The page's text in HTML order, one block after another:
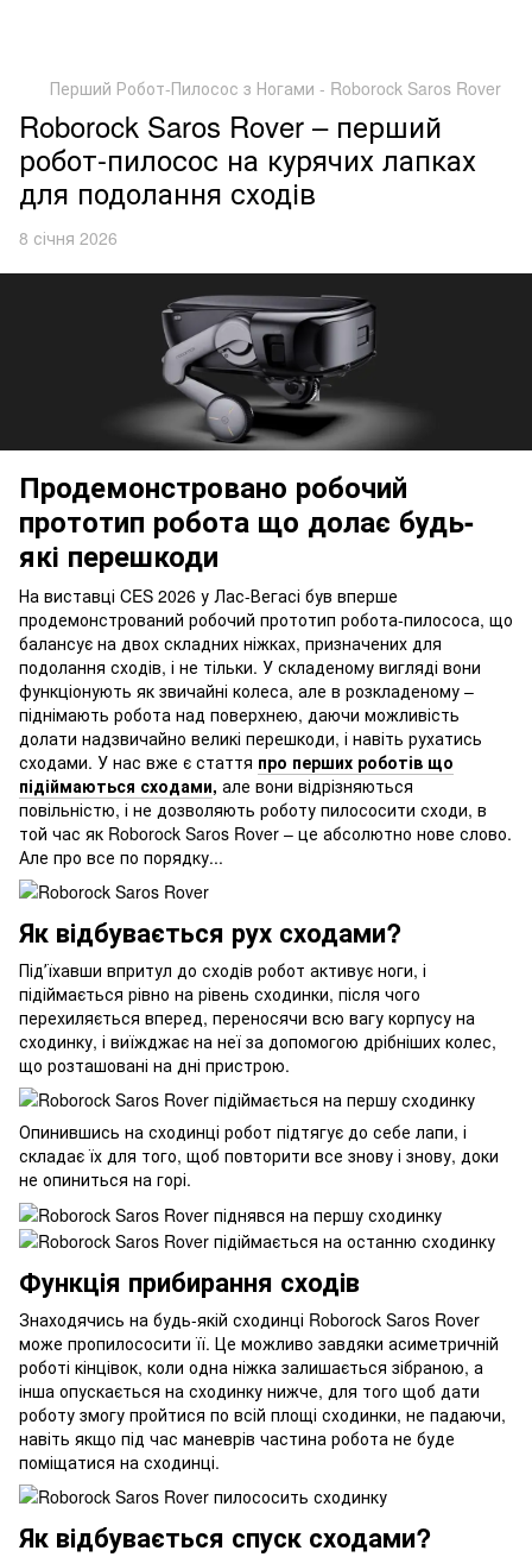
Перший Робот-Пилосос з Ногами - Roborock Saros Rover
Roborock Saros Rover – перший
робот-пилосос на курячих лапках
для подолання сходів
8 січня 2026
Продемонстровано робочий
прототип робота що долає будь-
які перешкоди
На виставці CES 2026 у Лас-Вегасі був вперше
продемонстрований робочий прототип робота-пилососа, що
балансує на двох складних ніжках, призначених для
подолання сходів, і не тільки. У складеному вигляді вони
функціонують як звичайні колеса, але в розкладеному –
піднімають робота над поверхнею, даючи можливість
долати надзвичайно великі перешкоди, і навіть рухатись
сходами. У нас вже є стаття про перших роботів що
підіймаються сходами, але вони відрізняються
повільністю, і не дозволяють роботу пилососити сходи, в
той час як Roborock Saros Rover – це абсолютно нове слово.
Але про все по порядку...
Як відбувається рух сходами?
Підʼїхавши впритул до сходів робот активує ноги, і
підіймається рівно на рівень сходинки, після чого
перехиляється вперед, переносячи всю вагу корпусу на
сходинку, і виїжджає на неї за допомогою дрібніших колес,
що розташовані на дні пристрою.
Опинившись на сходинці робот підтягує до себе лапи, і
складає їх для того, щоб повторити все знову і знову, доки
не опиниться на горі.
Функція прибирання сходів
Знаходячись на будь-якій сходинці Roborock Saros Rover
може пропилососити її. Це можливо завдяки асиметричній
роботі кінцівок, коли одна ніжка залишається зібраною, а
інша опускається на сходинку нижче, для того щоб дати
роботу змогу пройтися по всій площі сходинки, не падаючи,
навіть якщо під час маневрів частина робота не буде
поміщатися на сходинці.
Як відбувається спуск сходами?